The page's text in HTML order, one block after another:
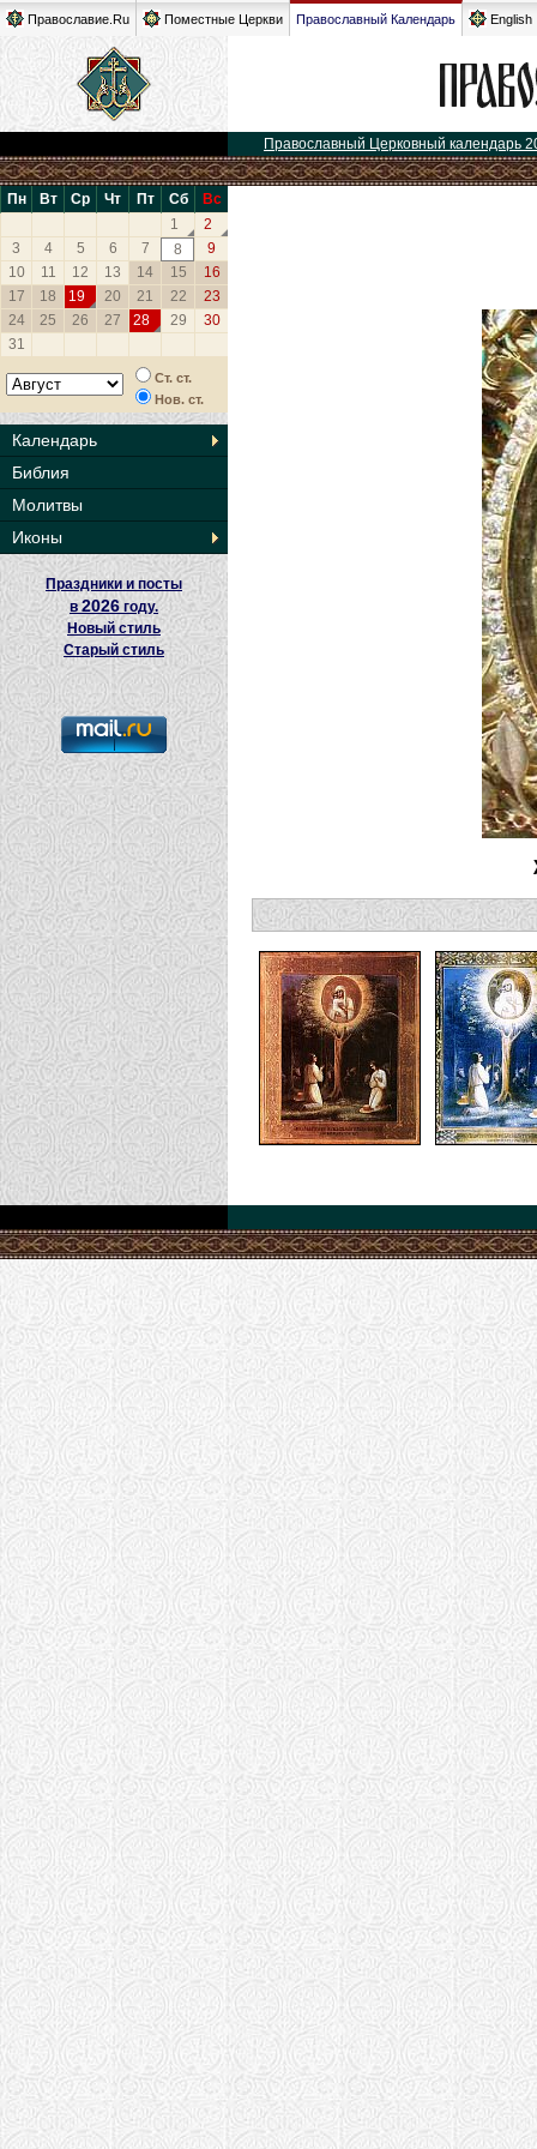
Православие.Ru Поместные Церкви Православный Календарь English
Православный Церковный календарь
Пн Вт Ср Чт Пт Сб
Вс
1
2
3
4 5 6 7 8
9
10
11 12 13 14 15
16
17
18 19 20 21 22
23
24
25 26 27 28 29
30
31
Ст. ст.
Нов. ст.
Календарь
Библия
Молитвы
Иконы
Праздники и посты
в2026 году.
Новый стиль
Старый стиль